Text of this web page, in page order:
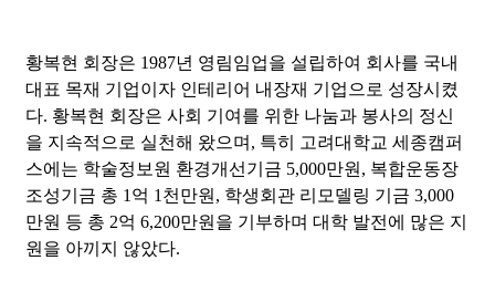
황복현 회장은 1987년 영림임업을 설립하여 회사를 국내
대표 목재 기업이자 인테리어 내장재 기업으로 성장시켰
다. 황복현 회장은 사회 기여를 위한 나눔과 봉사의 정신
을 지속적으로 실천해 왔으며, 특히 고려대학교 세종캠퍼
스에는 학술정보원 환경개선기금 5,000만원, 복합운동장
조성기금 총 1억 1천만원, 학생회관 리모델링 기금 3,000
만원 등 총 2억 6,200만원을 기부하며 대학 발전에 많은 지
원을 아끼지 않았다.